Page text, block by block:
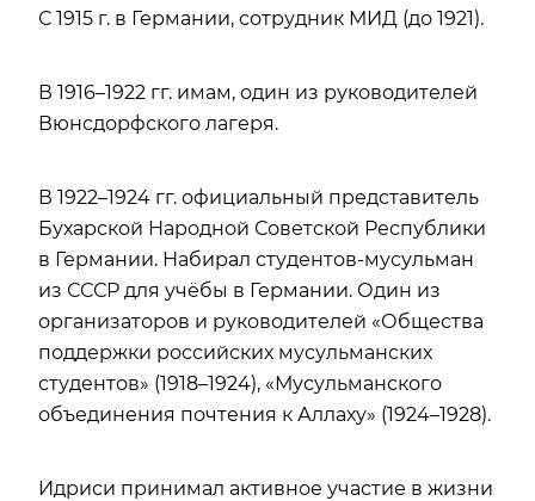
С 1915 г. в Германии, сотрудник МИД (до 1921).
В 1916–1922 гг. имам, один из руководителей
Вюнсдорфского лагеря.
В 1922–1924 гг. официальный представитель
Бухарской Народной Советской Республики
в Германии. Набирал студентов-мусульман
из СССР для учёбы в Германии. Один из
организаторов и руководителей «Общества
поддержки российских мусульманских
студентов» (1918–1924), «Мусульманского
объединения почтения к Аллаху» (1924–1928).
Идриси принимал активное участие в жизни